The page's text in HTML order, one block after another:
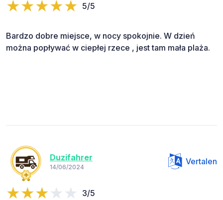
5/5
Bardzo dobre miejsce, w nocy spokojnie. W dzień
można popływać w ciepłej rzece , jest tam mała plaża.
Duzifahrer
14/06/2024
Vertalen
3/5